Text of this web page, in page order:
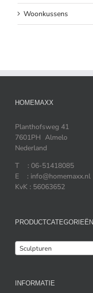
Woonkussens
HOMEMAXX
Planthofsweg 41
7601PH Almelo
Nederland
T : 06-51418085
E : info@homemaxx.nl
KvK : 56063652
PRODUCTCATEGORIEËN
Sculpturen
INFORMATIE